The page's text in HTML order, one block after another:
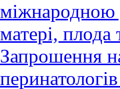
міжнародною
матері,
Запрошення